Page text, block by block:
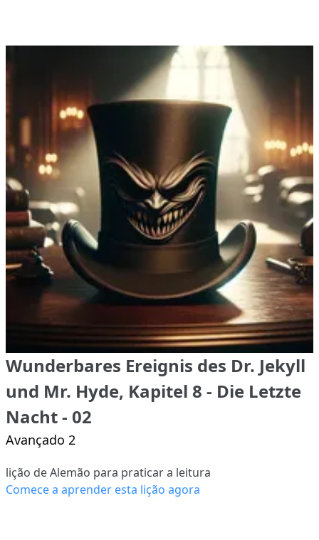
Wunderbares Ereignis des Dr. Jekyll
und Mr. Hyde, Kapitel 8 - Die Letzte
Nacht - 02
Avançado 2
lição de Alemão para praticar a leitura
Comece a aprender esta lição agora